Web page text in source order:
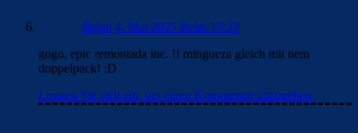
Bojan 4. Mai 2025 Beim 15:33
gogo, epic remontada inc. !! mingueza gleich mit nem
doppelpack! :D
Loggen Sie sich ein, um einen Kommentar abzugeben